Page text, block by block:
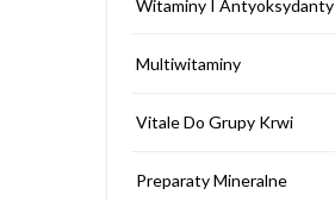
Witaminy I Antyoksydanty
Multiwitaminy
Vitale Do Grupy Krwi
Preparaty Mineralne